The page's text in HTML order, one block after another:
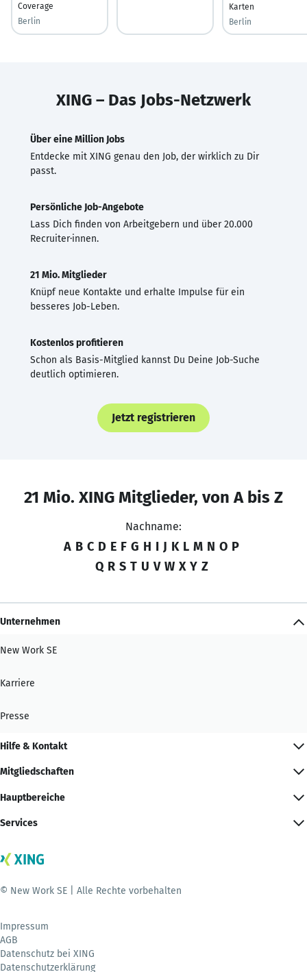
Coverage
Berlin
Karten
Berlin
XING – Das Jobs-Netzwerk
Über eine Million Jobs
Entdecke mit XING genau den Job, der wirklich zu Dir
passt.
Persönliche Job-Angebote
Lass Dich finden von Arbeitgebern und über 20.000
Recruiter·innen.
21 Mio. Mitglieder
Knüpf neue Kontakte und erhalte Impulse für ein
besseres Job-Leben.
Kostenlos profitieren
Schon als Basis-Mitglied kannst Du Deine Job-Suche
deutlich optimieren.
Jetzt registrieren
21 Mio. XING Mitglieder, von A bis Z
Nachname:
A B C D E F G H I J K L M N O P
Q R S T U V W X Y Z
Unternehmen
New Work SE
Karriere
Presse
Hilfe & Kontakt
Mitgliedschaften
Hauptbereiche
Services
© New Work SE | Alle Rechte vorbehalten
Impressum
AGB
Datenschutz bei XING
Datenschutzerklärung